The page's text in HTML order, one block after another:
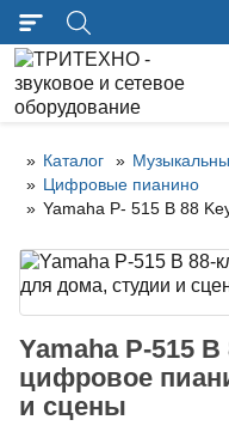
Каталог
Цифровые пианино
Yamaha P- 515 B 88
Yamaha P-515
цифровое
и сцены